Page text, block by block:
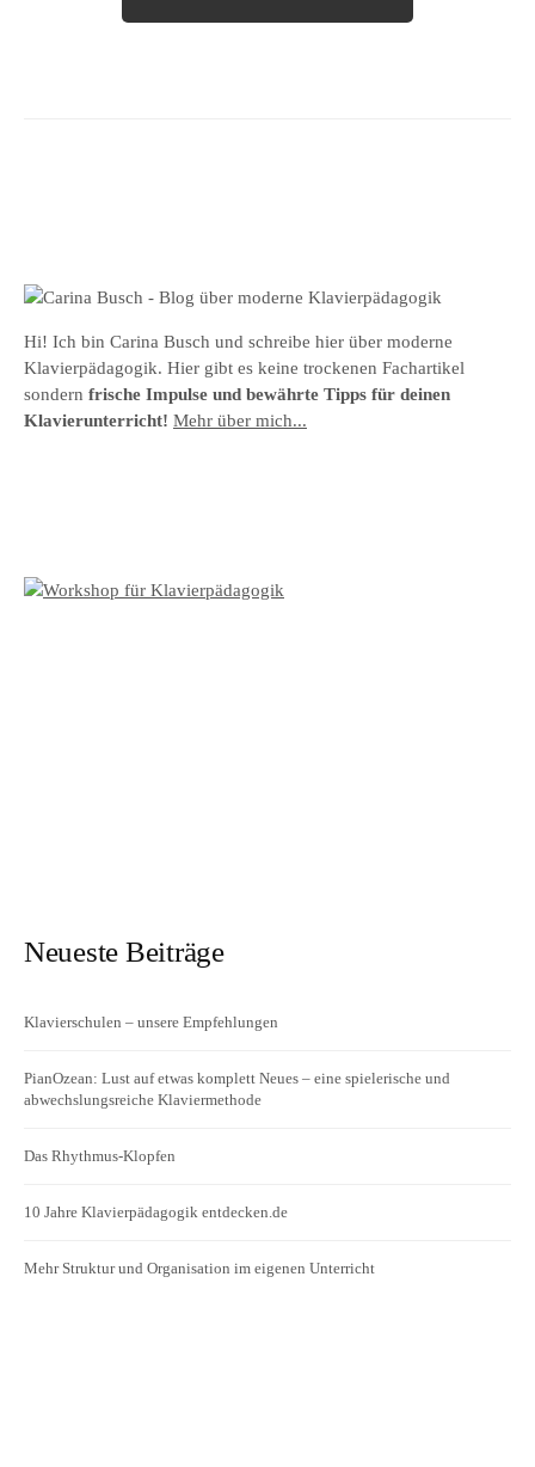
Hi! Ich bin Carina Busch und schreibe hier über moderne
Klavierpädagogik. Hier gibt es keine trockenen Fachartikel
sondern frische Impulse und bewährte Tipps für deinen
Klavierunterricht! Mehr über mich...
Neueste Beiträge
Klavierschulen – unsere Empfehlungen
PianOzean: Lust auf etwas komplett Neues – eine spielerische und
abwechslungsreiche Klaviermethode
Das Rhythmus-Klopfen
10 Jahre Klavierpädagogik entdecken.de
Mehr Struktur und Organisation im eigenen Unterricht